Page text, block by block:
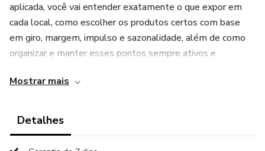
aplicada, você vai entender exatamente o que expor em
cada local, como escolher os produtos certos com base
em giro, margem, impulso e sazonalidade, além de como
organizar e manter esses pontos sempre ativos e
aleatória, como estoque ou apenas para preencher área,
faturamento. Aqui, você vai mudar essa lógica e aprender a
Mostrar mais
Detalhes